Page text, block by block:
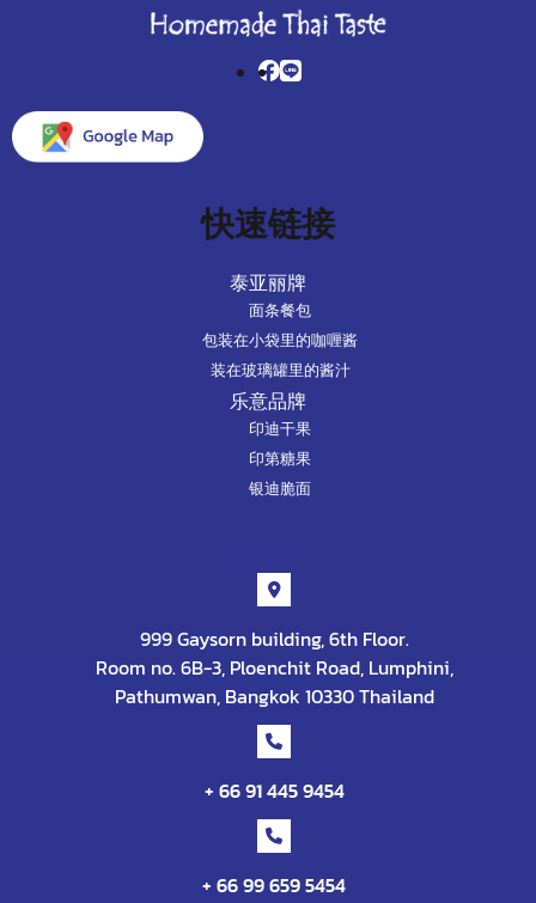
快速链接
泰亚丽牌
面条餐包
包装在小袋里的咖喱酱
装在玻璃罐里的酱汁
乐意品牌
印迪干果
印第糖果
银迪脆面
999 Gaysorn building, 6th Floor.
Room no. 6B-3, Ploenchit Road, Lumphini,
Pathumwan, Bangkok 10330 Thailand
+ 66 91 445 9454
+ 66 99 659 5454